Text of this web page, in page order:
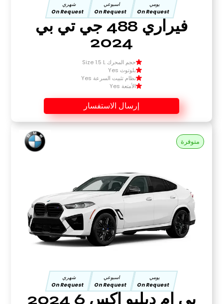
يومي
On Request
اسبوعي
On Request
شهري
On Request
فيراري 488 جي تي بي
2024
حجم المحرك Size 1.5 L
بلوتوث Yes
نظام تثبيت السرعة Yes
الأمتعة Yes
إرسال الاستفسار
متوفرة
يومي
On Request
اسبوعي
On Request
شهري
On Request
بي ام دبليو اكس 6 2024